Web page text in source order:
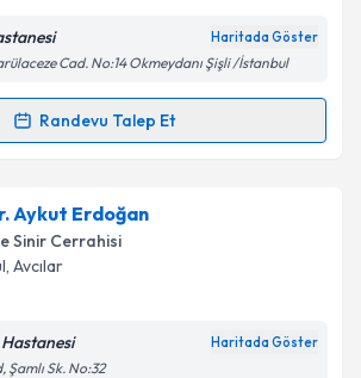
işlenmesine ilişkinAydınlatma
okudum ve kişisel verilerimin belirtilen
işlenmesini kabul ediyorum.
Haritada Göster
Cad. No:14 Okmeydanı Şişli /İstanbul
Randevu Talep Et
Talebi
Yılmaziçin randevu takvimi talebi
bu uzmandan randevu almanız için bir
e-posta ile bilgilendireceğiz.
Aykut Erdoğan
Sinir Cerrahisi
, Avcılar
Haritada Göster
Sk. No:32